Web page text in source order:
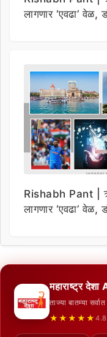
लागणार ‘एवढा’ वेळ,
Rishabh Pant |
लागणार ‘एवढा’ वेळ,
महाराष्ट्र
ताज्या बातम्या
★★★★★